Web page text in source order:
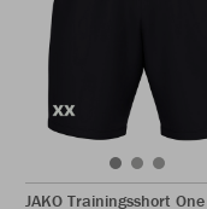
JAKO Trainingsshort One